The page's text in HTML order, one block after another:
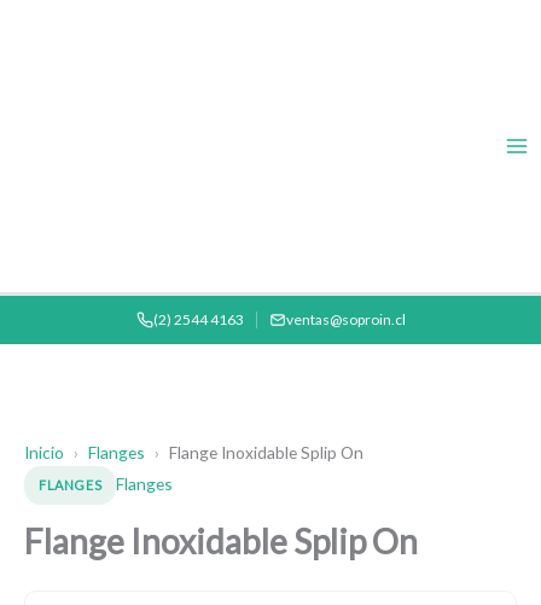
(2) 2544 4163 ventas@soproin.cl
Inicio › Flanges › Flange Inoxidable Splip On
FLANGES Flanges
Flange Inoxidable Splip On